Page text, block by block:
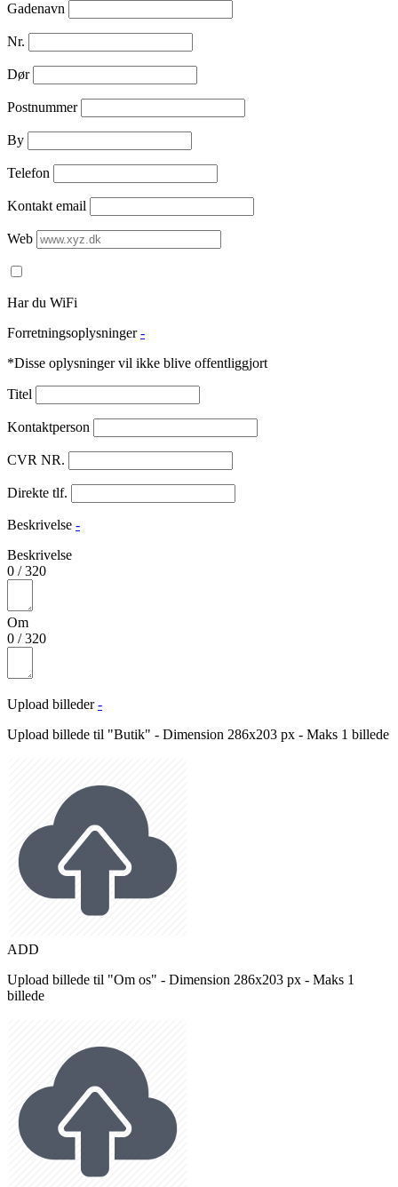
Gadenavn
Nr.
Dør
Postnummer
By
Telefon
Kontakt email
Web
Har du WiFi
Forretningsoplysninger -
*Disse oplysninger vil ikke blive offentliggjort
Titel
Kontaktperson
CVR NR.
Direkte tlf.
Beskrivelse -
Beskrivelse
0 /320
Om
0 /320
Upload billeder -
Upload billede til "Butik" - Dimension 286x203 px - Maks 1 billede
ADD
Upload billede til "Om os" - Dimension 286x203 px - Maks 1
billede